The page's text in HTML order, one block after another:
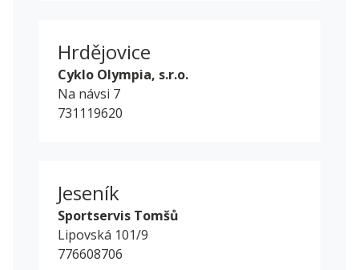
Hrdějovice
Cyklo Olympia, s.r.o.
Na návsi 7
731119620
Jeseník
Sportservis Tomšů
Lipovská 101/9
776608706